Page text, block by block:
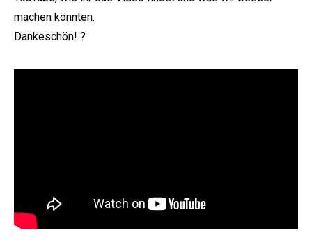
machen könnten.
Dankeschön! ?